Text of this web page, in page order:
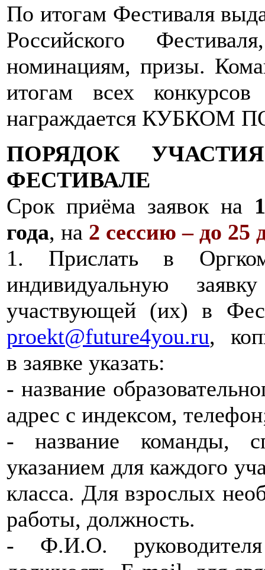
По итогам Фестиваля
Российского
номинациям, призы.
итогам всех
награждается КУБКОМ
ПОРЯДОК
ФЕСТИВАЛЕ
Срок приёма заявок на
года, на 2 сессию – до 25
1. Прислать в
индивидуальную
участвующей (их) в
proekt@future4you.ru,
в заявке указать:
- название
адрес с индексом,
- название команды,
указанием для каждого
класса. Для взрослых
работы, должность.
- Ф.И.О.